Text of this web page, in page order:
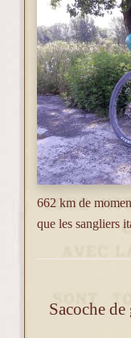
662 km de
que les sangliers
Sacoche